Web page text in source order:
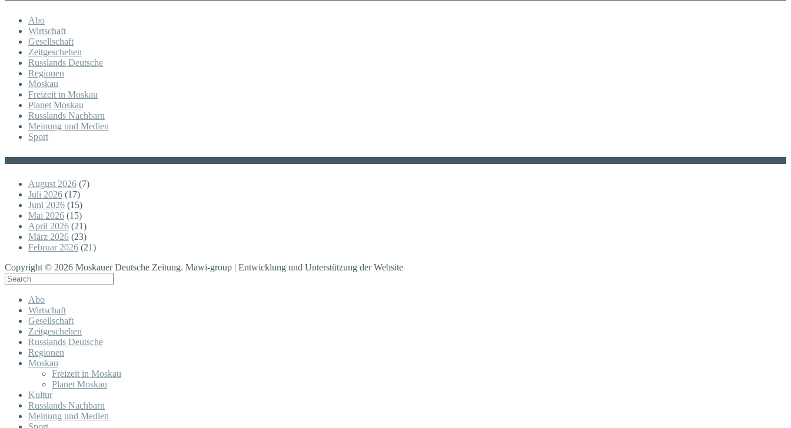
Abo
Wirtschaft
Gesellschaft
Zeitgeschehen
Russlands Deutsche
Regionen
Moskau
Freizeit in Moskau
Planet Moskau
Russlands Nachbarn
Meinung und Medien
Sport
August 2026 (7)
Juli 2026 (17)
Juni 2026 (15)
Mai 2026 (15)
April 2026 (21)
März 2026 (23)
Februar 2026 (21)
Copyright © 2026 Moskauer Deutsche Zeitung. Mawi-group | Entwicklung und Unterstützung der Website
Abo
Wirtschaft
Gesellschaft
Zeitgeschehen
Russlands Deutsche
Regionen
Moskau
Freizeit in Moskau
Planet Moskau
Kultur
Russlands Nachbarn
Meinung und Medien